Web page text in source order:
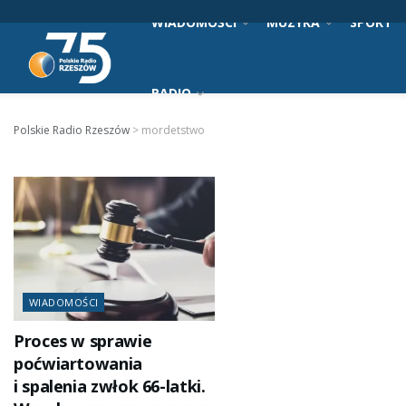
WIADOMOŚCI MUZYKA SPORT
RADIO
Polskie Radio Rzeszów > mordetstwo
WIADOMOŚCI
Proces w sprawie
poćwiartowania
i spalenia zwłok 66-latki.